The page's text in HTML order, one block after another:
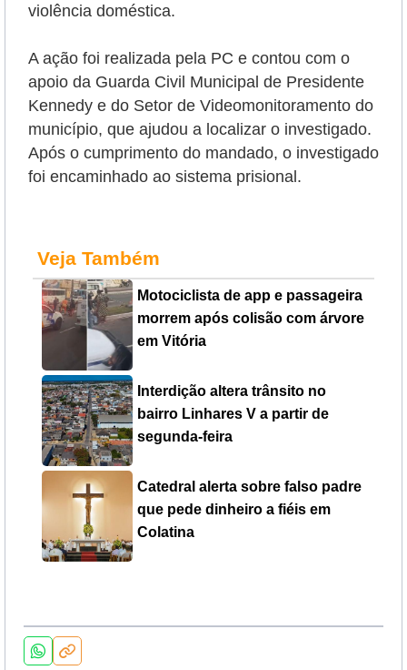
violência doméstica.
A ação foi realizada pela PC e contou com o
apoio da Guarda Civil Municipal de Presidente
Kennedy e do Setor de Videomonitoramento do
município, que ajudou a localizar o investigado.
Após o cumprimento do mandado, o investigado
foi encaminhado ao sistema prisional.
Veja Também
Motociclista de app e passageira
morrem após colisão com árvore
em Vitória
Interdição altera trânsito no
bairro Linhares V a partir de
segunda-feira
Catedral alerta sobre falso padre
que pede dinheiro a fiéis em
Colatina